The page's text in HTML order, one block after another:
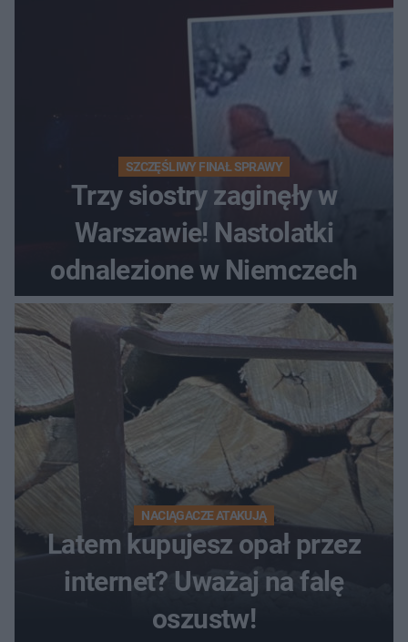
SZCZĘŚLIWY FINAŁ SPRAWY
Trzy siostry zaginęły w
Warszawie! Nastolatki
odnalezione w Niemczech
NACIĄGACZE ATAKUJĄ
Latem kupujesz opał przez
internet? Uważaj na falę
oszustw!